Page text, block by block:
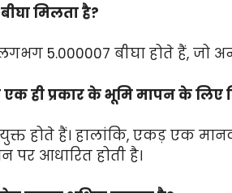
मिलता है?
5.000007 बीघा होते हैं, जो
ही प्रकार के भूमि मापन के लिए
होते हैं। हालांकि, एकड़ एक
आधारित होती है।